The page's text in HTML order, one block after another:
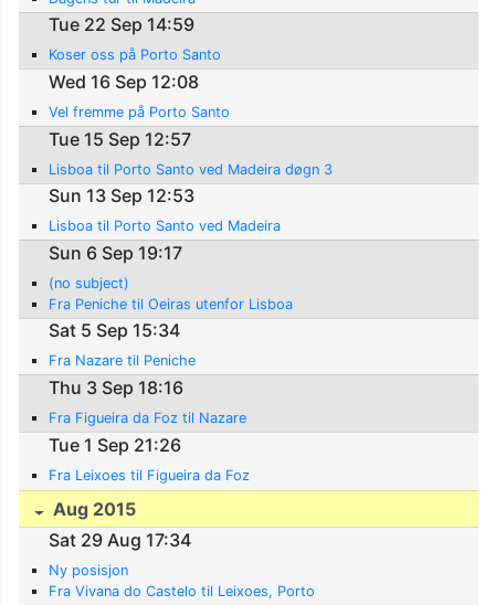
Tue 22 Sep 14:59
Koser oss på Porto Santo
Wed 16 Sep 12:08
Vel fremme på Porto Santo
Tue 15 Sep 12:57
Lisboa til Porto Santo ved Madeira døgn 3
Sun 13 Sep 12:53
Lisboa til Porto Santo ved Madeira
Sun 6 Sep 19:17
(no subject)
Fra Peniche til Oeiras utenfor Lisboa
Sat 5 Sep 15:34
Fra Nazare til Peniche
Thu 3 Sep 18:16
Fra Figueira da Foz til Nazare
Tue 1 Sep 21:26
Fra Leixoes til Figueira da Foz
Aug 2015
Sat 29 Aug 17:34
Ny posisjon
Fra Vivana do Castelo til Leixoes, Porto